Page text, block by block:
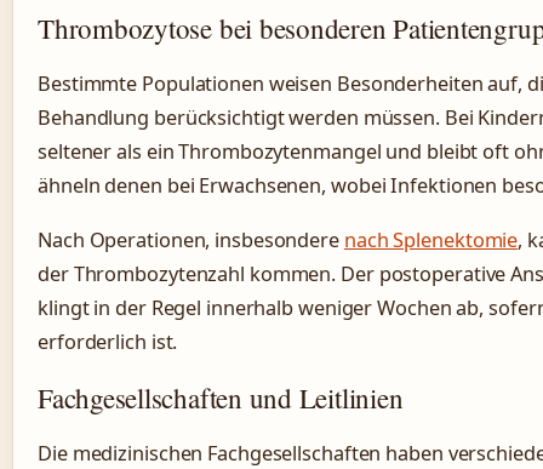
Thrombozytose bei besonderen
Bestimmte Populationen weisen Besonderheiten auf,
Behandlung berücksichtigt werden müssen. Bei
seltener als ein Thrombozytenmangel und bleibt oft
ähneln denen bei Erwachsenen, wobei Infektionen
Nach Operationen, insbesondere nach Splenektomie,
der Thrombozytenzahl kommen. Der postoperative
klingt in der Regel innerhalb weniger Wochen ab,
erforderlich ist.
Fachgesellschaften und Leitlinien
Die medizinischen Fachgesellschaften haben